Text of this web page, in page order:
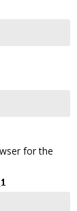
for the